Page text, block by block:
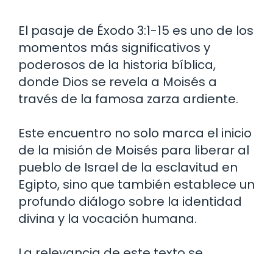
El pasaje de Éxodo 3:1-15 es uno de los
momentos más significativos y
poderosos de la historia bíblica,
donde Dios se revela a Moisés a
través de la famosa zarza ardiente.
Este encuentro no solo marca el inicio
de la misión de Moisés para liberar al
pueblo de Israel de la esclavitud en
Egipto, sino que también establece un
profundo diálogo sobre la identidad
divina y la vocación humana.